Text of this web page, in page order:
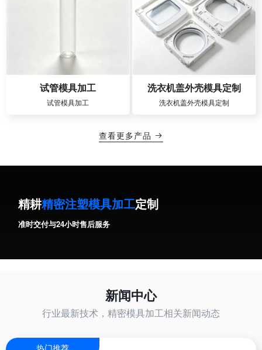
试管模具加工
试管模具加工
洗衣机盖外壳模具定制
洗衣机盖外壳模具定制
查看更多产品 
精耕精密注塑模具加工定制
准时交付与24小时售后服务
新闻中心
行业最新技术，精密模具加工相关新闻动态
热门推荐